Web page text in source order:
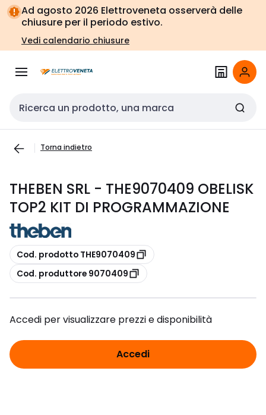
Vai alla
navigazione
Vai
alla
pagina
Ad agosto 2026 Elettroveneta osserverà delle
chiusure per il periodo estivo.
Vedi calendario chiusure
Cerca input
Torna indietro
THEBEN SRL - THE9070409 OBELISK
TOP2 KIT DI PROGRAMMAZIONE
copia
Cod. prodotto THE9070409
copia
Cod. produttore 9070409
Accedi per visualizzare prezzi e disponibilità
Accedi